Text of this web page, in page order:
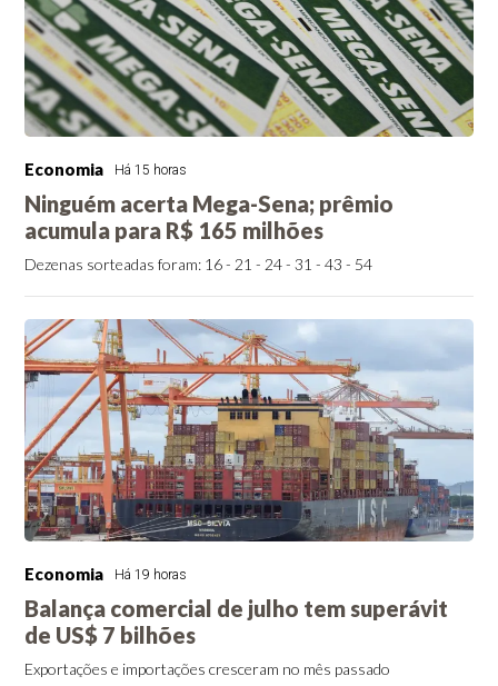
Economia Há 15 horas
Ninguém acerta Mega-Sena; prêmio
acumula para R$ 165 milhões
Dezenas sorteadas foram: 16 - 21 - 24 - 31 - 43 - 54
Economia Há 19 horas
Balança comercial de julho tem superávit
de US$ 7 bilhões
Exportações e importações cresceram no mês passado